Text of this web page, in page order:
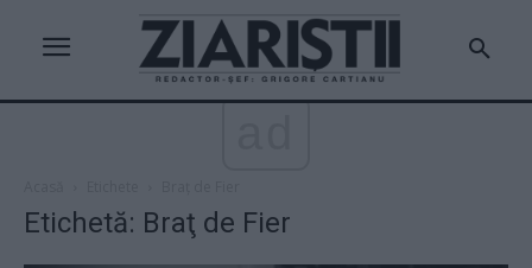
Etichetă: Braţ de Fier